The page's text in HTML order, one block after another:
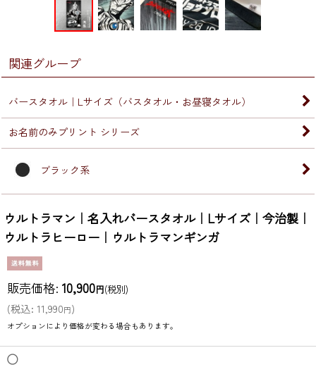
関連グループ
バースタオル｜Lサイズ（バスタオル・お昼寝タオル）
お名前のみプリント シリーズ
ブラック系
ウルトラマン｜名入れバースタオル｜Lサイズ｜今治製｜
ウルトラヒーロー｜ウルトラマンギンガ
販売価格: 10,900円(税別)
(税込: 11,990円)
オプションにより価格が変わる場合もあります。
◯